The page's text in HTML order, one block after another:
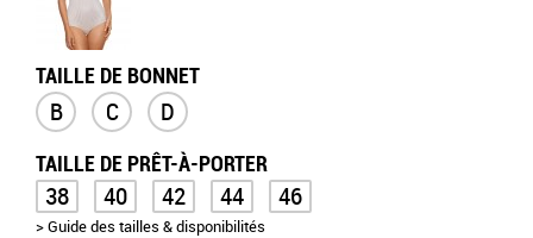
TAILLE DE BONNET
B C D
TAILLE DE PRÊT-À-PORTER
38 40 42 44 46
> Guide des tailles & disponibilités